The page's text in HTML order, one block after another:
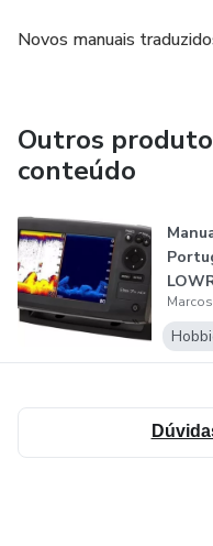
Novos manuais
Outros
conteúdo
7X